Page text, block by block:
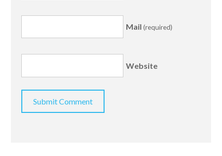
Mail (required)
Website